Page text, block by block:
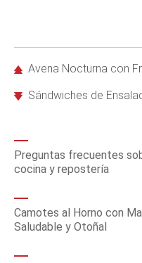
Avena Nocturna con Fresas y
Sándwiches de Ensalada de Atún
Preguntas frecuentes
cocina y repostería
Camotes al Horno con
Saludable y Otoñal